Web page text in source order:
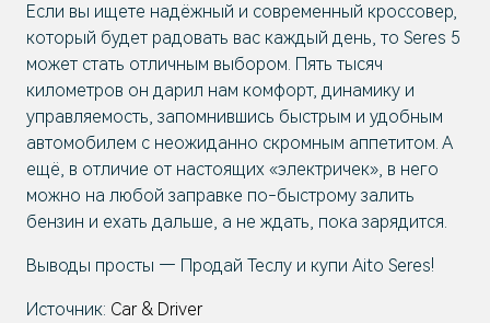
Если вы ищете надёжный и современный кроссовер,
который будет радовать вас каждый день, то Seres 5
может стать отличным выбором. Пять тысяч
километров он дарил нам комфорт, динамику и
управляемость, запомнившись быстрым и удобным
автомобилем с неожиданно скромным аппетитом. А
ещё, в отличие от настоящих «электричек», в него
можно на любой заправке по-быстрому залить
бензин и ехать дальше, а не ждать, пока зарядится.
Выводы просты — Продай Теслу и купи Aito Seres!
Источник: Car & Driver